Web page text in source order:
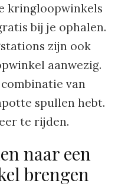
kringloopwinkels
bij je ophalen.
zijn ook
aanwezig.
van
spullen hebt.
te rijden.
naar een
brengen